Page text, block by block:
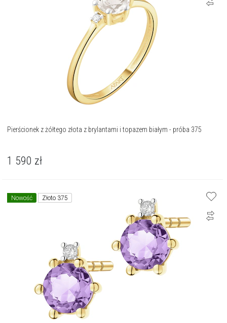
Pierścionek z żółtego złota z brylantami i topazem białym - próba 375
1 590 zł
Nowość Złoto 375